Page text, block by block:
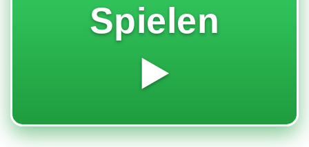
Spielen
▶️